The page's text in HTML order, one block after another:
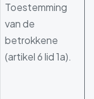
Toestemming
van de
betrokkene
(artikel 6 lid 1a).